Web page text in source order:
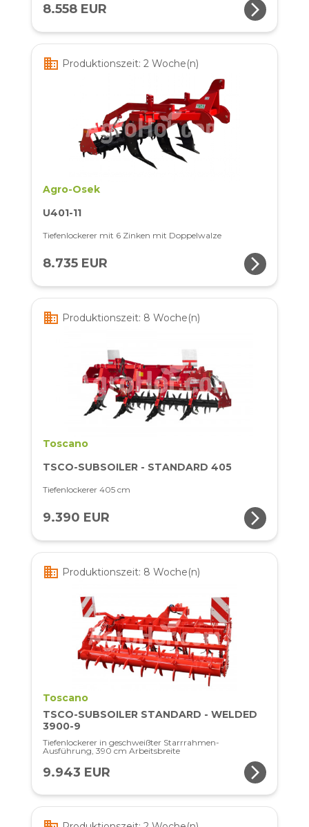
8.558 EUR arrow_forward_ios
business Produktionszeit: 2 Woche(n)
Agro-Osek
U401-11
Tiefenlockerer mit 6 Zinken mit Doppelwalze
8.735 EUR arrow_forward_ios
business Produktionszeit: 8 Woche(n)
Toscano
TSCO-SUBSOILER - STANDARD 405
Tiefenlockerer 405 cm
9.390 EUR arrow_forward_ios
business Produktionszeit: 8 Woche(n)
Toscano
TSCO-SUBSOILER STANDARD - WELDED
3900-9
Tiefenlockerer in geschweißter Starrrahmen-
Ausführung, 390 cm Arbeitsbreite
9.943 EUR arrow_forward_ios